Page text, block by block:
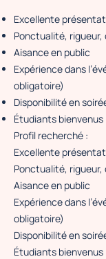
Excellente
Ponctualité,
Aisance en public
Expérience dans
obligatoire)
Disponibilité en
Étudiants bienvenus
Profil recherché :
Excellente
Ponctualité,
Aisance en public
Expérience dans
obligatoire)
Disponibilité en
Étudiants bienvenus